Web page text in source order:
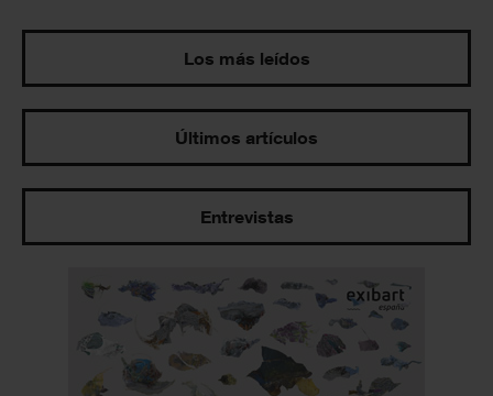
Los más leídos
Últimos artículos
Entrevistas